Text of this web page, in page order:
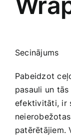
Secinājums
Pabeidzot
pasauli⁢ un
efektivitāti, ir
patērētājiem.